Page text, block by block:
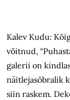
Kalev Kudu:
võitnud,
galerii on
näitlejasõbralik
siin raskem.